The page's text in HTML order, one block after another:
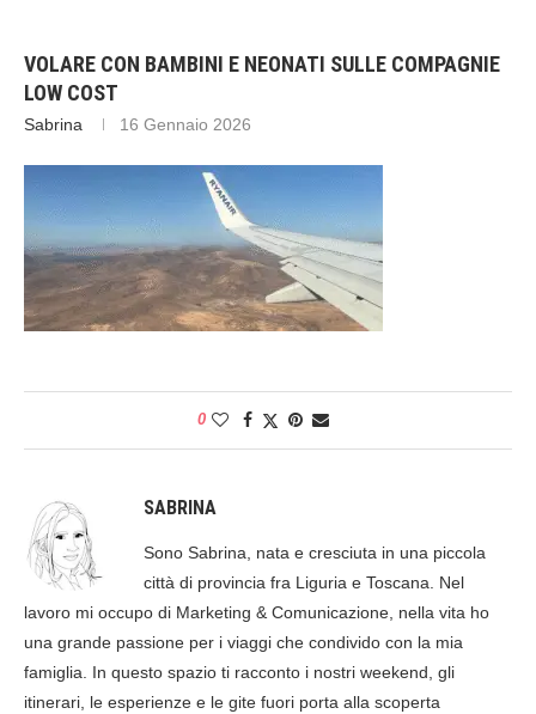
VOLARE CON BAMBINI E NEONATI SULLE COMPAGNIE
LOW COST
Sabrina 16 Gennaio 2026
0
SABRINA
Sono Sabrina, nata e cresciuta in una piccola
città di provincia fra Liguria e Toscana. Nel
lavoro mi occupo di Marketing & Comunicazione, nella vita ho
una grande passione per i viaggi che condivido con la mia
famiglia. In questo spazio ti racconto i nostri weekend, gli
itinerari, le esperienze e le gite fuori porta alla scoperta